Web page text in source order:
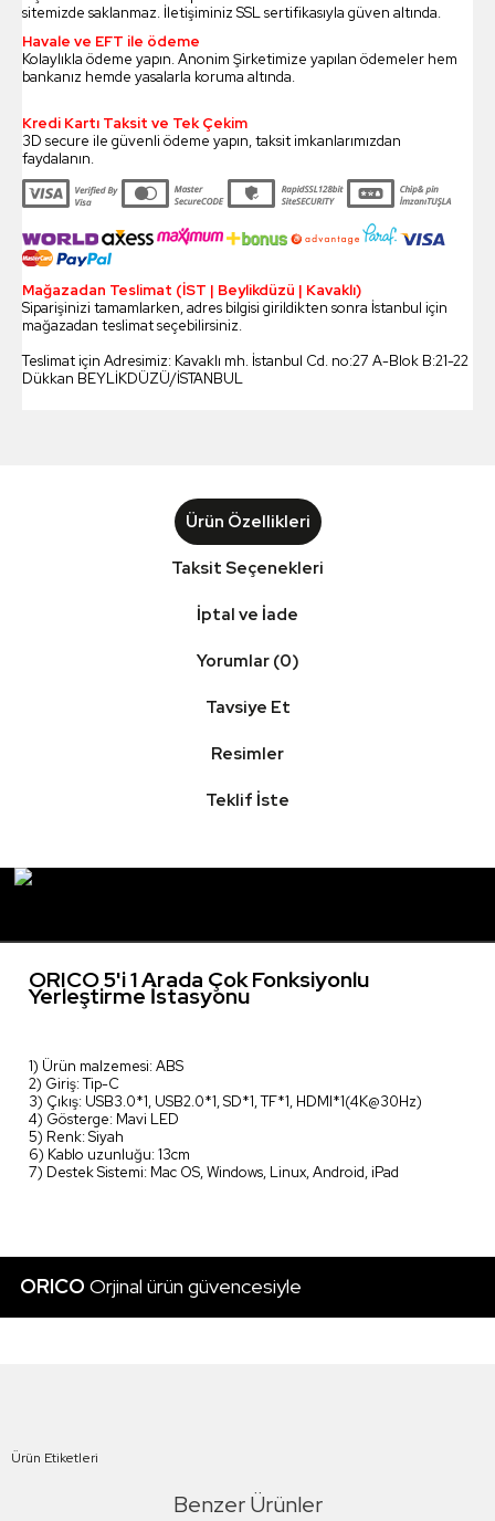
sitemizde saklanmaz. İletişiminiz SSL sertifikasıyla güven altında.
Havale ve EFT ile ödeme
Kolaylıkla ödeme yapın. Anonim Şirketimize yapılan ödemeler hem
bankanız hemde yasalarla koruma altında.
Kredi Kartı Taksit ve Tek Çekim
3D secure ile güvenli ödeme yapın, taksit imkanlarımızdan
faydalanın.
Mağazadan Teslimat (İST | Beylikdüzü | Kavaklı)
Siparişinizi tamamlarken, adres bilgisi girildikten sonra İstanbul için
mağazadan teslimat seçebilirsiniz.
Teslimat için Adresimiz: Kavaklı mh. İstanbul Cd. no:27 A-Blok B:21-22
Dükkan BEYLİKDÜZÜ/İSTANBUL
Ürün Özellikleri
Taksit Seçenekleri
İptal ve İade
Yorumlar (0)
Tavsiye Et
Resimler
Teklif İste
ORICO 5'i 1 Arada Çok Fonksiyonlu
Yerleştirme İstasyonu
1) Ürün malzemesi: ABS
2) Giriş: Tip-C
3) Çıkış: USB3.0*1, USB2.0*1, SD*1, TF*1, HDMI*1(4K@30Hz)
4) Gösterge: Mavi LED
5) Renk: Siyah
6) Kablo uzunluğu: 13cm
7) Destek Sistemi: Mac OS, Windows, Linux, Android, iPad
ORICO Orjinal ürün güvencesiyle
Ürün Etiketleri
Benzer Ürünler